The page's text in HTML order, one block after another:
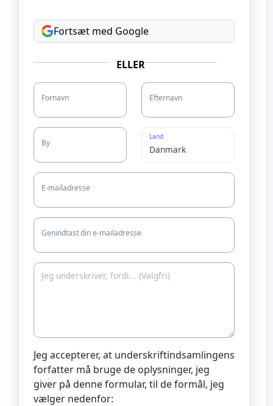
Fortsæt med Google
ELLER
Fornavn Efternavn
By
Land
E-mailadresse
Genindtast din e-mailadresse
Jeg accepterer, at underskriftindsamlingens
forfatter må bruge de oplysninger, jeg
giver på denne formular, til de formål, jeg
vælger nedenfor: